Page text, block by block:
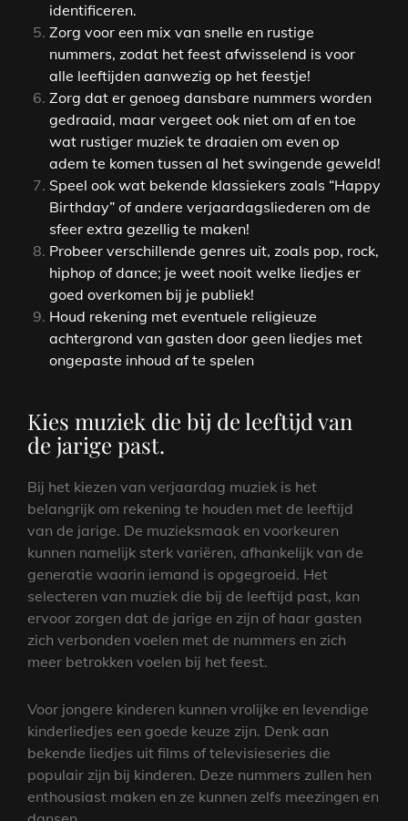
identificeren.
Zorg voor een mix van snelle en rustige
nummers, zodat het feest afwisselend is voor
alle leeftijden aanwezig op het feestje!
Zorg dat er genoeg dansbare nummers worden
gedraaid, maar vergeet ook niet om af en toe
wat rustiger muziek te draaien om even op
adem te komen tussen al het swingende geweld!
Speel ook wat bekende klassiekers zoals “Happy
Birthday” of andere verjaardagsliederen om de
sfeer extra gezellig te maken!
Probeer verschillende genres uit, zoals pop, rock,
hiphop of dance; je weet nooit welke liedjes er
goed overkomen bij je publiek!
Houd rekening met eventuele religieuze
achtergrond van gasten door geen liedjes met
ongepaste inhoud af te spelen
Kies muziek die bij de leeftijd van
de jarige past.
Bij het kiezen van verjaardag muziek is het
belangrijk om rekening te houden met de leeftijd
van de jarige. De muzieksmaak en voorkeuren
kunnen namelijk sterk variëren, afhankelijk van de
generatie waarin iemand is opgegroeid. Het
selecteren van muziek die bij de leeftijd past, kan
ervoor zorgen dat de jarige en zijn of haar gasten
zich verbonden voelen met de nummers en zich
meer betrokken voelen bij het feest.
Voor jongere kinderen kunnen vrolijke en levendige
kinderliedjes een goede keuze zijn. Denk aan
bekende liedjes uit films of televisieseries die
populair zijn bij kinderen. Deze nummers zullen hen
enthousiast maken en ze kunnen zelfs meezingen en